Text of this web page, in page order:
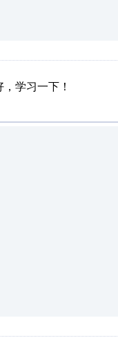
学习一下！